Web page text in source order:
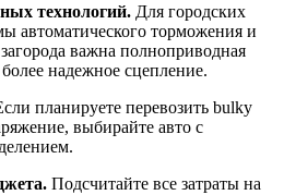
технологий. Для городских
автоматического торможения и
важна полноприводная
надежное сцепление.
планируете перевозить bulky
выбирайте авто с
Подсчитайте все затраты на